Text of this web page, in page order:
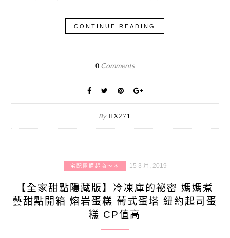
CONTINUE READING
0Comments
By HX271
宅配團購超商～＊ 15 3 月, 2019
【全家甜點隱藏版】冷凍庫的祕密 媽媽煮
藝甜點開箱 熔岩蛋糕 葡式蛋塔 紐約起司蛋
糕 CP值高